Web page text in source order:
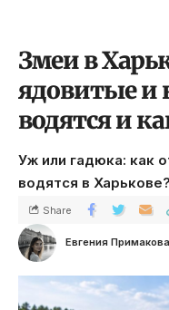
Змеи в
ядовитые и
водятся и
Уж или гадюка: как
водятся в Харькове?
Евгения Примакова
Share